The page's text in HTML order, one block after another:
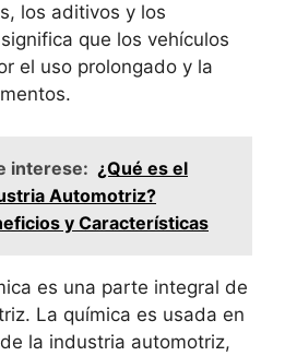
los aditivos y los
que los vehículos
el uso prolongado y la
interese: ¿Qué es el
Automotriz?
y Características
es una parte integral de
La química es usada en
la industria automotriz,